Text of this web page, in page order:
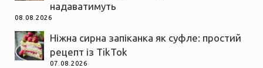
надаватимуть
08.08.2026
Ніжна сирна запіканка як суфле: простий
рецепт із TikTok
07.08.2026